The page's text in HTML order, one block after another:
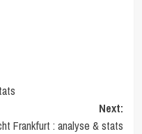
Next:
Frankfurt : analyse & stats